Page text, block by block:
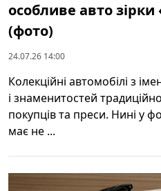
особливе авто
(фото)
24.07.26 14:00
Колекційні автомобілі з
і знаменитостей
покупців та преси. Нині у
має не ...